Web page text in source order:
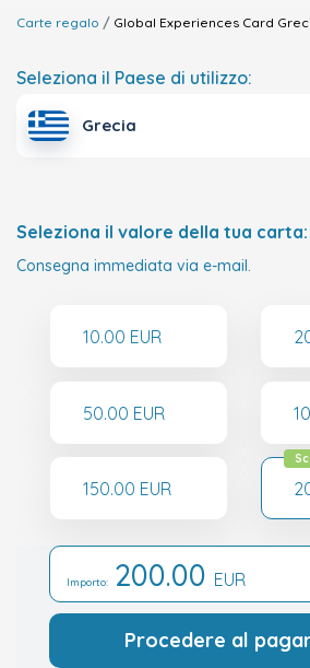
Carte regalo Global Experiences Card
Seleziona il Paese di utilizzo:
Grecia
Seleziona il valore della tua carta:
Consegna immediata via e-mail.
10.00 EUR
50.00 EUR
150.00 EUR
Importo: 200.00 EUR
Procedere al